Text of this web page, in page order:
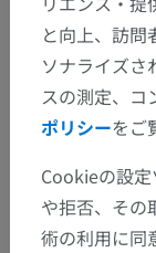
と向上、訪問
ソナライズさ
スの測定、コ
ポリシーをご
Cookieの設
や拒否、その
術の利用に同